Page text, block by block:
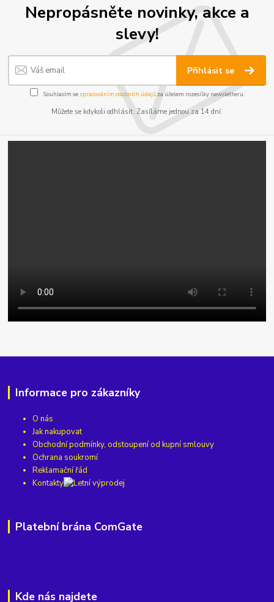
Nepropásněte novinky, akce a
slevy!
Přihlásit se
Souhlasím se zpracováním osobních údajůza účelem rozesílky newsletteru.
Můžete se kdykoli odhlásit. Zasíláme jednou za 14 dní.
Informace pro zákazníky
O nás
Jak nakupovat
Obchodní podmínky, odstoupení od kupní smlouvy
Ochrana soukromí
Reklamační řád
Kontakty
Platební brána ComGate
Kde nás najdete